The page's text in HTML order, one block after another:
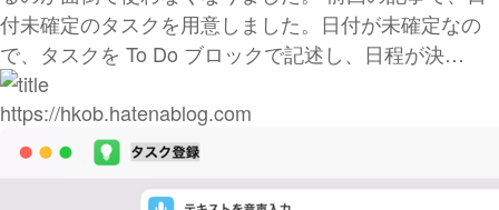
付未確定のタスクを用意しました。日付が未確定なの
で、タスクを To Do ブロックで記述し、日程が決…
https://hkob.hatenablog.com